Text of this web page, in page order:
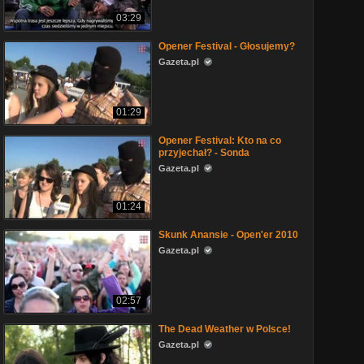
03:29
01:29
Opener Festival - Głosujemy?
Gazeta.pl
01:24
Opener Festival: Kto na co
przyjechał? - Sonda
Gazeta.pl
02:57
Skunk Anansie - Open'er 2010
Gazeta.pl
The Dead Weather w Polsce!
Gazeta.pl